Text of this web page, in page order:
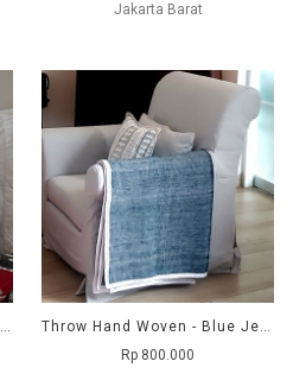
Jakarta Barat
Cushion Cover Winter Forest - Stripe Blue
Throw Hand Woven - Blue Jeans
Rp 800.000